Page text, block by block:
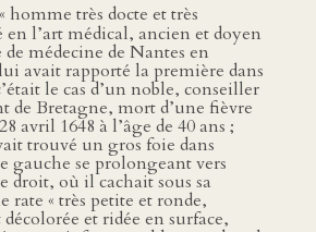
homme très docte et très
l’art médical, ancien et doyen
de médecine de Nantes en
avait rapporté la première dans
le cas d’un noble, conseiller
de Bretagne, mort d’une fièvre
avril 1648 à l’âge de 40 ans ;
trouvé un gros foie dans
gauche se prolongeant vers
droit, où il cachait sous sa
rate « très petite et ronde,
et ridée en surface,